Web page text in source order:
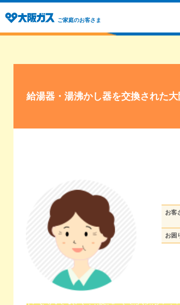
ご家庭のお客さま
給湯器・湯沸かし器を交換された
お客
お困